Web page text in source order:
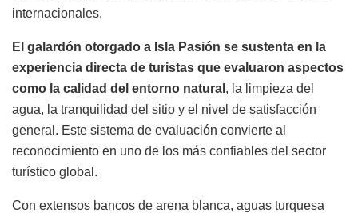
internacionales.
El galardón otorgado a Isla Pasión se sustenta en la
experiencia directa de turistas que evaluaron aspectos
como la calidad del entorno natural , la limpieza del
agua, la tranquilidad del sitio y el nivel de satisfacción
general. Este sistema de evaluación convierte al
reconocimiento en uno de los más confiables del sector
turístico global.
Con extensos bancos de arena blanca, aguas turquesa